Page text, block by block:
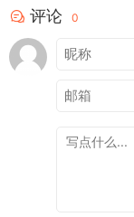
评论 0